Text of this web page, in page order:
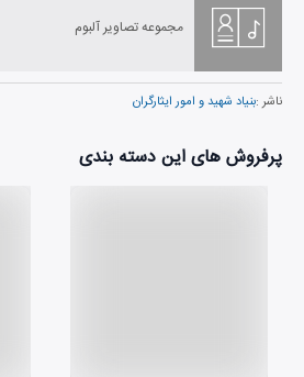
مجموعه تصاویر آلبوم
ناشر :بنیاد شهید و امور ایثارگران
پرفروش های این دسته بندی